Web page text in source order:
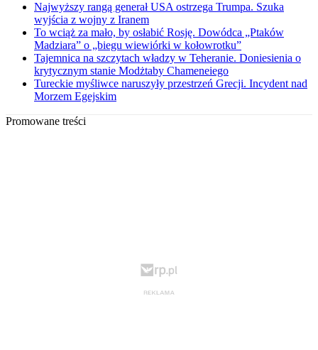
Najwyższy rangą generał USA ostrzega Trumpa. Szuka
wyjścia z wojny z Iranem
To wciąż za mało, by osłabić Rosję. Dowódca „Ptaków
Madziara” o „biegu wiewiórki w kołowrotku”
Tajemnica na szczytach władzy w Teheranie. Doniesienia o
krytycznym stanie Modżtaby Chameneiego
Tureckie myśliwce naruszyły przestrzeń Grecji. Incydent nad
Morzem Egejskim
Promowane treści